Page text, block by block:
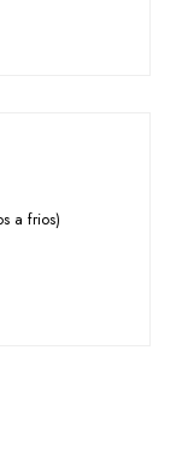
a frios)